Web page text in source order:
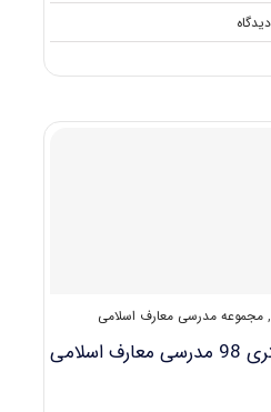
on
مصاحبه
اسلامی
,مجموعه مدرسی معارف اسلامی
دانلود سوالات آزمون دکتری 98 مدرسی معارف اسلامی